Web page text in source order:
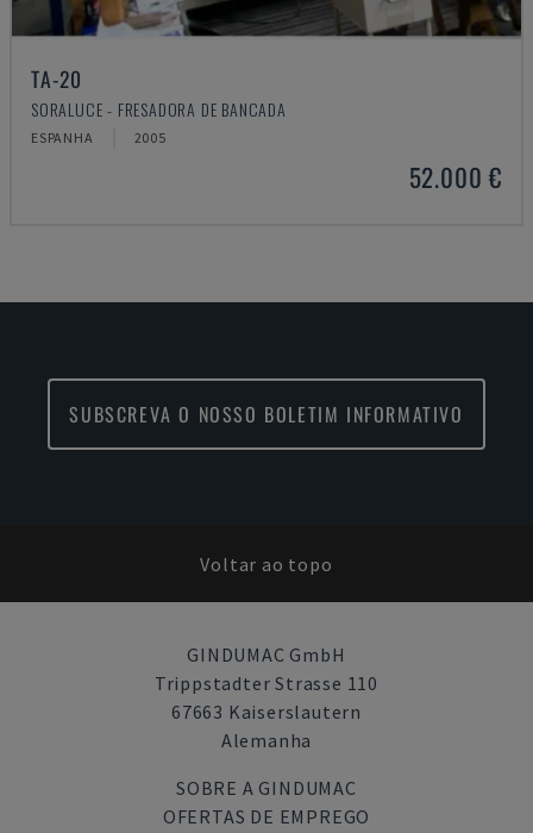
TA-20
SORALUCE - FRESADORA DE BANCADA
ESPANHA 2005
52.000 €
SUBSCREVA O NOSSO BOLETIM INFORMATIVO
Voltar ao topo
GINDUMAC GmbH
Trippstadter Strasse 110
67663 Kaiserslautern
Alemanha
SOBRE A GINDUMAC
OFERTAS DE EMPREGO